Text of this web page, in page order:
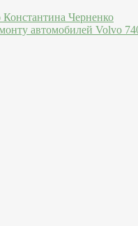
Черненко
автомобилей Volvo